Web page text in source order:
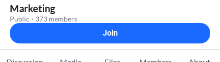
Marketing
Public · 373 members
Join